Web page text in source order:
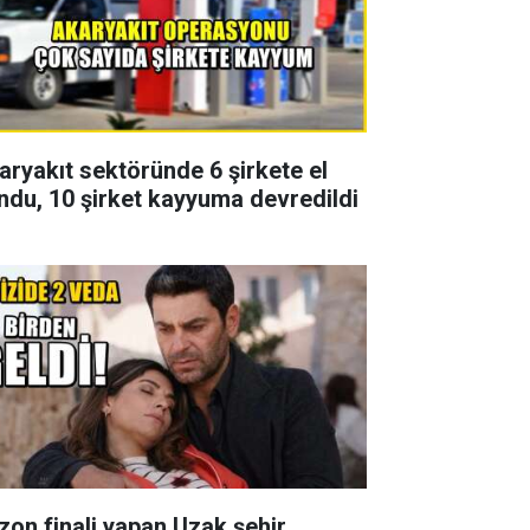
sektöründe 6 şirkete el
10 şirket kayyuma devredildi